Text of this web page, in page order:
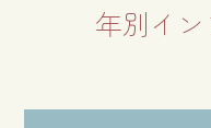
年別イ